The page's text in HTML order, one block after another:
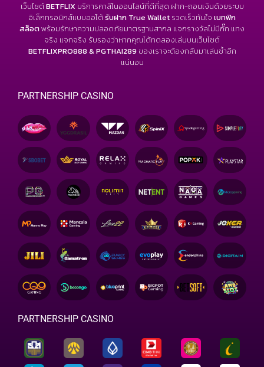
เว็บไซต์BETFLIX บริการคาสิโนออนไลน์ที่ดีที่สุด ฝาก-ถอนเงินด้วยระบบ
อิเล็กทรอนิกส์แบบออโต้รับฝาก True Wallet รวดเร็วทันใจ เบทฟิก
สล็อตพร้อมรักษาความปลอดภัยมาตรฐานสากล แจกรางวัลไม่มีกั๊ก แทง
จริง แจกจริง รับรองว่าหากคุณได้ทดลองเล่นบนเว็บไซต์
BETFLIXPRO888 & PGTHAI289 ของเราจะต้องกลับมาเล่นซ้ำอีก
แน่นอน
PARTNERSHIP CASINO
PARTNERSHIP CASINO